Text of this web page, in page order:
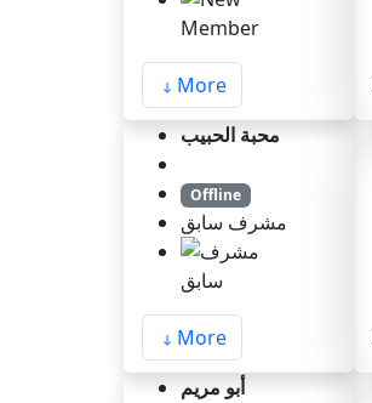
More
محبة الحبيب
Offline
مشرف سابق
More
أبو مريم